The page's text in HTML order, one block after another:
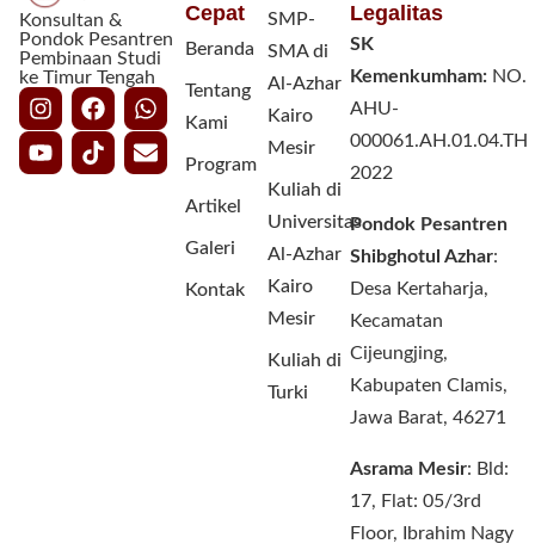
Konsultan &
Pondok Pesantren
Pembinaan Studi
ke Timur Tengah
Cepat
Beranda
Tentang
Kami
Program
Artikel
Galeri
Kontak
SMP-
SMA di
Al-Azhar
Kairo
Mesir
Kuliah di
Universitas
Al-Azhar
Kairo
Mesir
Kuliah di
Turki
Legalitas
SK
Kemenkumham: NO.
AHU-
000061.AH.01.04.TH
2022
Pondok Pesantren
Shibghotul Azhar:
Desa Kertaharja,
Kecamatan
Cijeungjing,
Kabupaten CIamis,
Jawa Barat, 46271
Asrama Mesir: Bld:
17, Flat: 05/3rd
Floor, Ibrahim Nagy